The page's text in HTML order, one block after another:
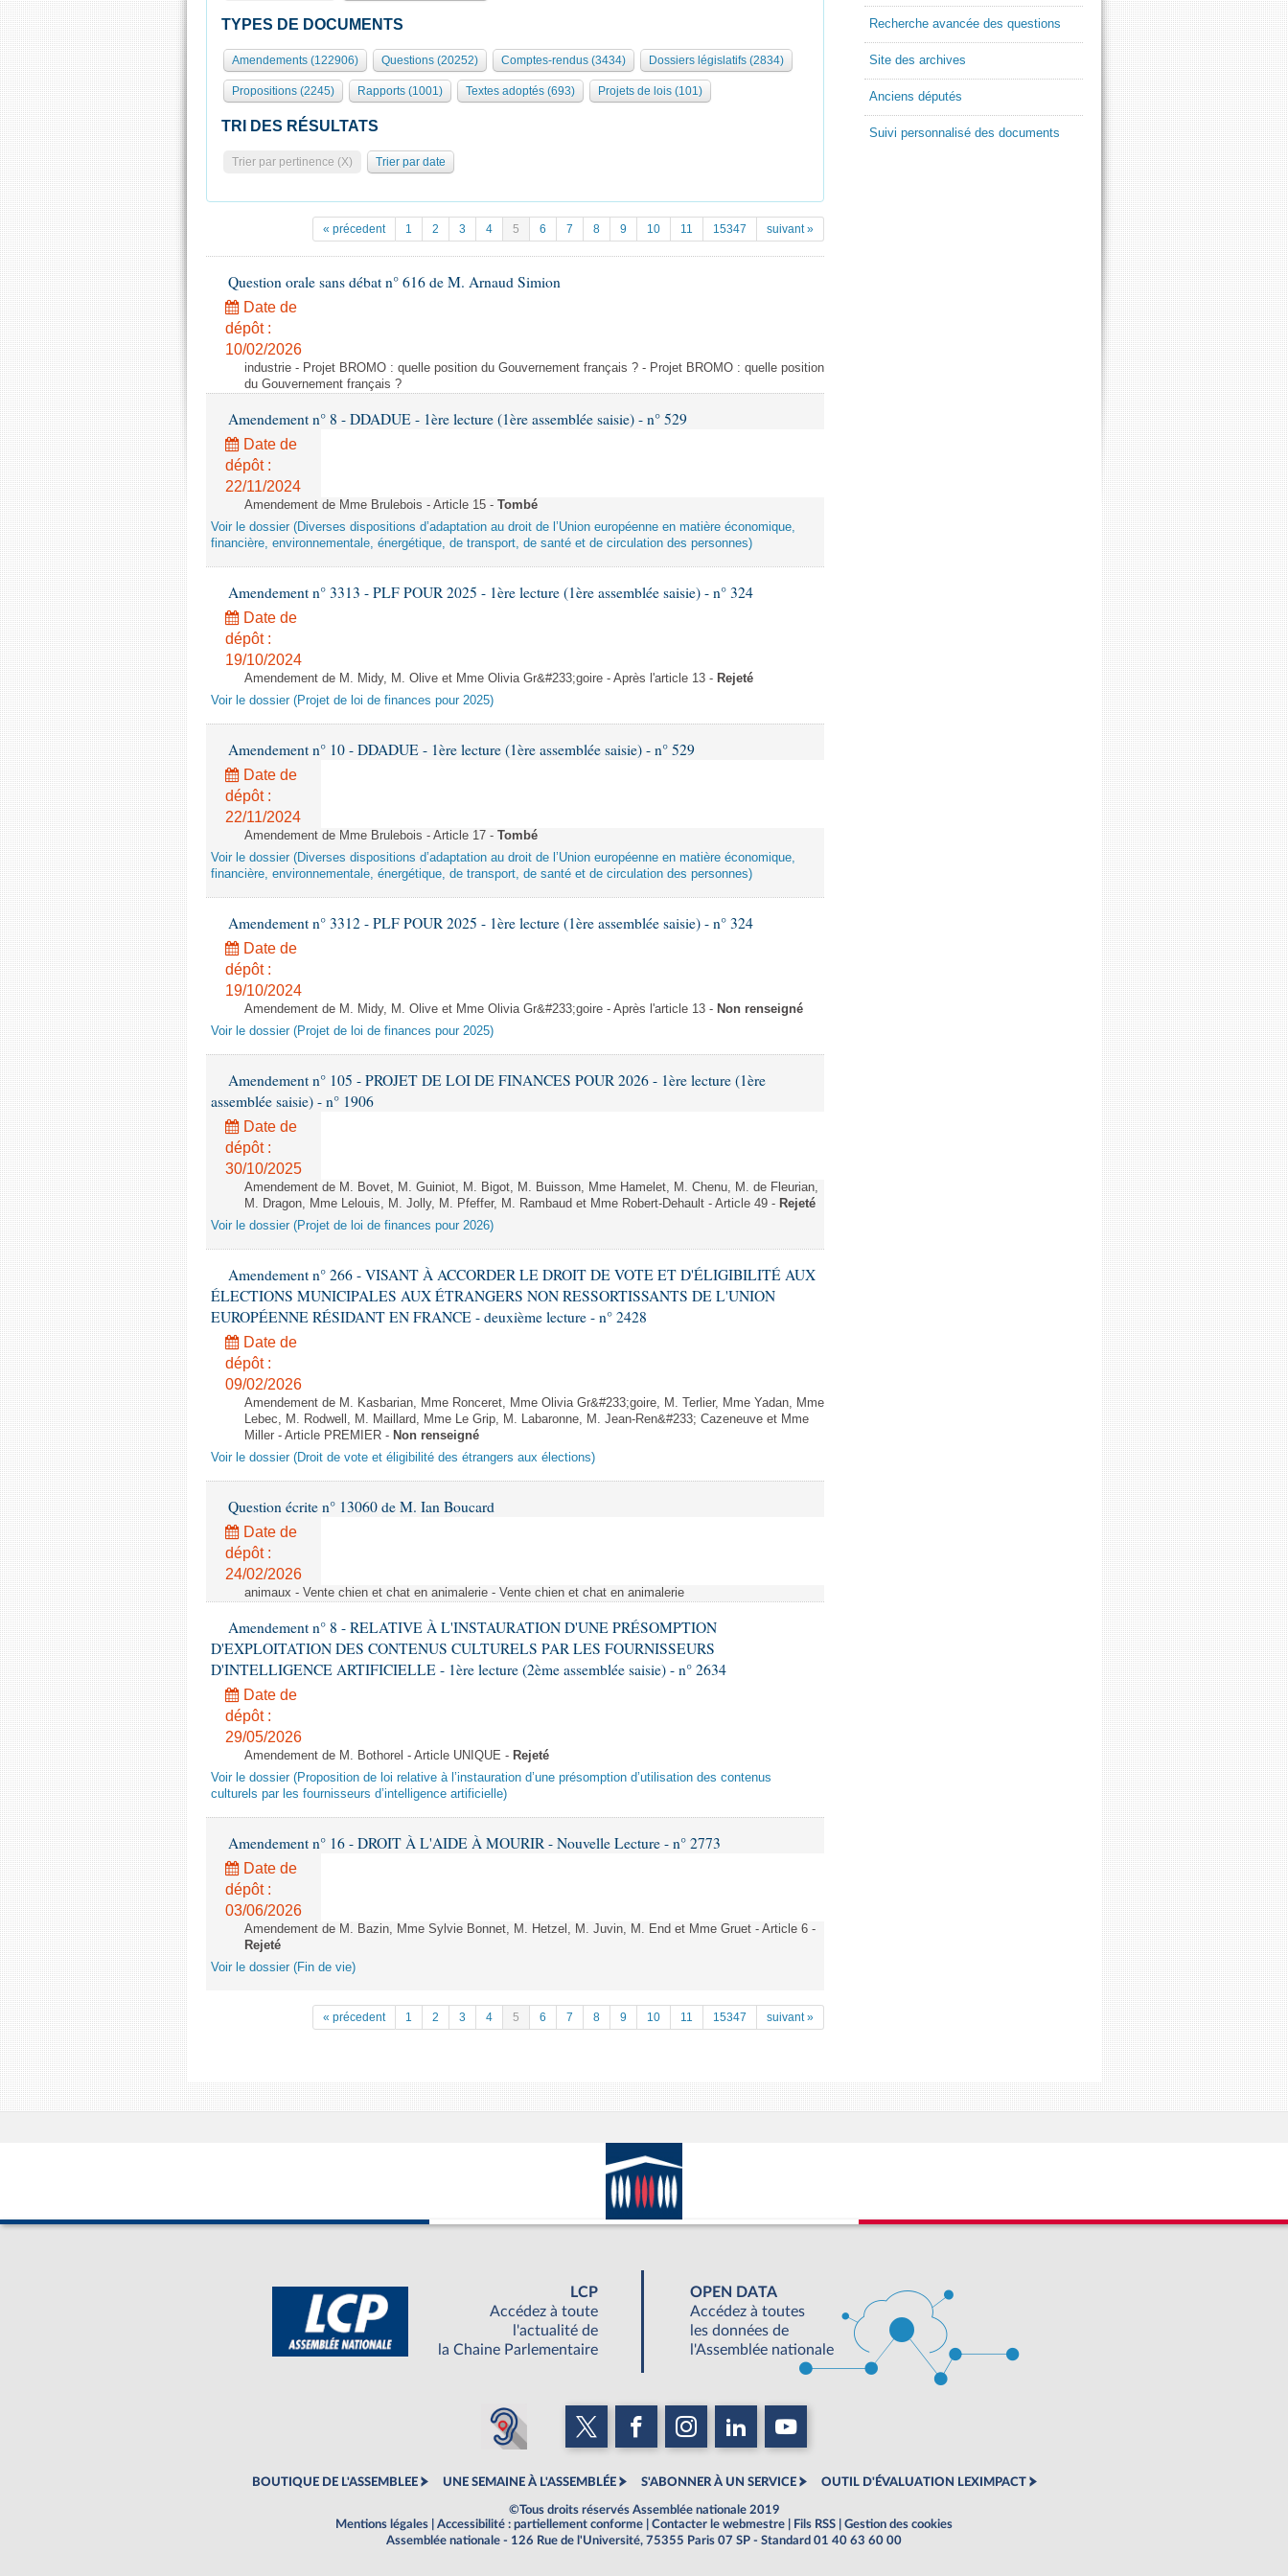
TYPES DE DOCUMENTS
Amendements (122906) Questions (20252) Comptes-rendus (3434) Dossiers législatifs (2834)
Propositions (2245) Rapports (1001) Textes adoptés (693) Projets de lois (101)
TRI DES RÉSULTATS
Trier par pertinence (X) Trier par date
« précedent 1 2 3 4 5 6 7 8 9 10 11 15347 suivant »
Question orale sans débat n° 616 de M. Arnaud Simion
Date de
dépôt :
10/02/2026
industrie - Projet BROMO : quelle position du Gouvernement français ? - Projet BROMO : quelle position
du Gouvernement français ?
Amendement n° 8 - DDADUE - 1ère lecture (1ère assemblée saisie) - n° 529
Date de
dépôt :
22/11/2024
Amendement de Mme Brulebois - Article 15 - Tombé
Voir le dossier (Diverses dispositions d’adaptation au droit de l’Union européenne en matière économique,
financière, environnementale, énergétique, de transport, de santé et de circulation des personnes)
Amendement n° 3313 - PLF POUR 2025 - 1ère lecture (1ère assemblée saisie) - n° 324
Date de
dépôt :
19/10/2024
Amendement de M. Midy, M. Olive et Mme Olivia Gr&#233;goire - Après l'article 13 - Rejeté
Voir le dossier (Projet de loi de finances pour 2025)
Amendement n° 10 - DDADUE - 1ère lecture (1ère assemblée saisie) - n° 529
Date de
dépôt :
22/11/2024
Amendement de Mme Brulebois - Article 17 - Tombé
Voir le dossier (Diverses dispositions d’adaptation au droit de l’Union européenne en matière économique,
financière, environnementale, énergétique, de transport, de santé et de circulation des personnes)
Amendement n° 3312 - PLF POUR 2025 - 1ère lecture (1ère assemblée saisie) - n° 324
Date de
dépôt :
19/10/2024
Amendement de M. Midy, M. Olive et Mme Olivia Gr&#233;goire - Après l'article 13 - Non renseigné
Voir le dossier (Projet de loi de finances pour 2025)
Amendement n° 105 - PROJET DE LOI DE FINANCES POUR 2026 - 1ère lecture (1ère
assemblée saisie) - n° 1906
Date de
dépôt :
30/10/2025
Amendement de M. Bovet, M. Guiniot, M. Bigot, M. Buisson, Mme Hamelet, M. Chenu, M. de Fleurian,
M. Dragon, Mme Lelouis, M. Jolly, M. Pfeffer, M. Rambaud et Mme Robert-Dehault - Article 49 - Rejeté
Voir le dossier (Projet de loi de finances pour 2026)
Amendement n° 266 - VISANT À ACCORDER LE DROIT DE VOTE ET D'ÉLIGIBILITÉ AUX
ÉLECTIONS MUNICIPALES AUX ÉTRANGERS NON RESSORTISSANTS DE L'UNION
EUROPÉENNE RÉSIDANT EN FRANCE - deuxième lecture - n° 2428
Date de
dépôt :
09/02/2026
Amendement de M. Kasbarian, Mme Ronceret, Mme Olivia Gr&#233;goire, M. Terlier, Mme Yadan, Mme
Lebec, M. Rodwell, M. Maillard, Mme Le Grip, M. Labaronne, M. Jean-Ren&#233; Cazeneuve et Mme
Miller - Article PREMIER - Non renseigné
Voir le dossier (Droit de vote et éligibilité des étrangers aux élections)
Question écrite n° 13060 de M. Ian Boucard
Date de
dépôt :
24/02/2026
animaux - Vente chien et chat en animalerie - Vente chien et chat en animalerie
Amendement n° 8 - RELATIVE À L'INSTAURATION D'UNE PRÉSOMPTION
D'EXPLOITATION DES CONTENUS CULTURELS PAR LES FOURNISSEURS
D'INTELLIGENCE ARTIFICIELLE - 1ère lecture (2ème assemblée saisie) - n° 2634
Date de
dépôt :
29/05/2026
Amendement de M. Bothorel - Article UNIQUE - Rejeté
Voir le dossier (Proposition de loi relative à l’instauration d’une présomption d’utilisation des contenus
culturels par les fournisseurs d’intelligence artificielle)
Amendement n° 16 - DROIT À L'AIDE À MOURIR - Nouvelle Lecture - n° 2773
Date de
dépôt :
03/06/2026
Amendement de M. Bazin, Mme Sylvie Bonnet, M. Hetzel, M. Juvin, M. End et Mme Gruet - Article 6 -
Rejeté
Voir le dossier (Fin de vie)
« précedent 1 2 3 4 5 6 7 8 9 10 11 15347 suivant »
Recherche avancée des questions
Site des archives
Anciens députés
Suivi personnalisé des documents
LCP
Accédez à toute
l'actualité de
la Chaine Parlementaire
OPEN DATA
Accédez à toutes
les données de
l'Assemblée nationale
BOUTIQUE DE L'ASSEMBLEE UNE SEMAINE À L'ASSEMBLÉE S'ABONNER À UN SERVICE OUTIL D'ÉVALUATION LEXIMPACT
©Tous droits réservés Assemblée nationale 2019
Mentions légales
Accessibilité : partiellement conforme Contacter le webmestre Fils RSS
Gestion des cookies
Assemblée nationale - 126 Rue de l'Université, 75355 Paris 07 SP - Standard 01 40 63 60 00